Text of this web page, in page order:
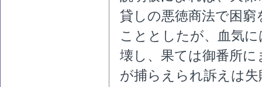
貸しの悪徳商法で困
こととしたが、血気
壊し、果ては御番所
が捕らえられ訴えは